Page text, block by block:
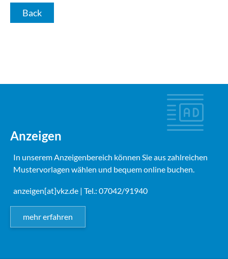
Back
Anzeigen
In unserem Anzeigenbereich können Sie aus zahlreichen
Mustervorlagen wählen und bequem online buchen.
anzeigen[at]vkz.de | Tel.: 07042/91940
mehr erfahren